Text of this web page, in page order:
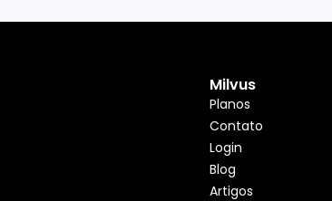
Milvus
Planos
Contato
Login
Blog
Artigos